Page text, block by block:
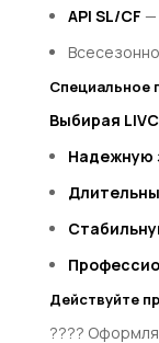
API SL/CF —
Специальное
Выбирая
Надежную
Действуйте
????